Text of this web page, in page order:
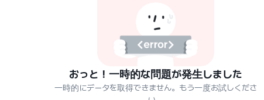
おっと！一時的な問題が発生しました
一時的にデータを取得できません。もう一度お試しくださ